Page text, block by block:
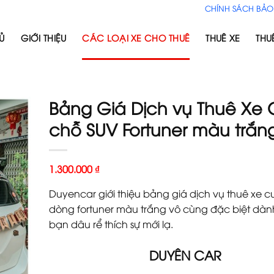
CHÍNH SÁCH
GIỚI THIỆU CÁC LOẠI XE CHO THUÊ THUÊ XE
Bảng Giá Dịch vụ Thuê Xe
chỗ SUV Fortuner màu
1.300.000 ₫
Duyencar giới thiệu bảng giá dịch vụ thuê xe
dòng fortuner màu trắng vô cùng đặc biệt
bạn dâu rể thích sự mới lạ.
DUYÊN CAR